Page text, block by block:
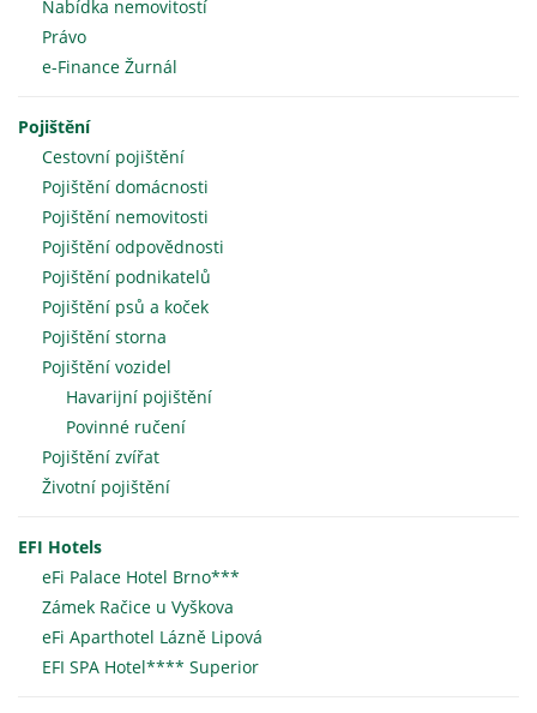
Nabídka nemovitostí
Právo
e-Finance Žurnál
Pojištění
Cestovní pojištění
Pojištění domácnosti
Pojištění nemovitosti
Pojištění odpovědnosti
Pojištění podnikatelů
Pojištění psů a koček
Pojištění storna
Pojištění vozidel
Havarijní pojištění
Povinné ručení
Pojištění zvířat
Životní pojištění
EFI Hotels
eFi Palace Hotel Brno***
Zámek Račice u Vyškova
eFi Aparthotel Lázně Lipová
EFI SPA Hotel**** Superior